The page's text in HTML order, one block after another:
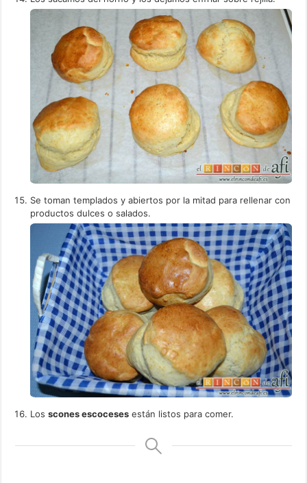
Se toman templados y abiertos por la mitad para rellenar con
productos dulces o salados.
Losscones escoceses están listos para comer.